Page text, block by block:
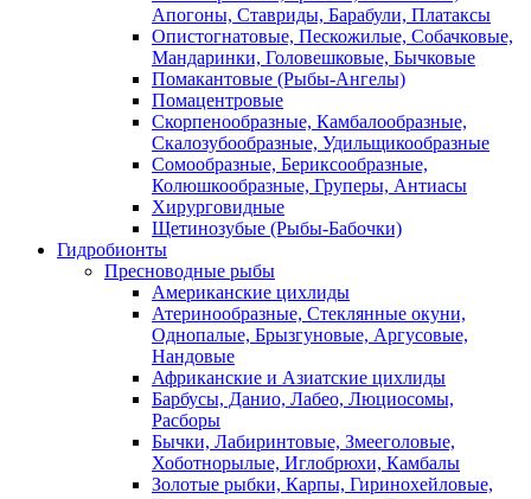
Апогоны, Ставриды, Барабули, Платаксы
Опистогнатовые, Пескожилые, Собачковые,
Мандаринки, Головешковые, Бычковые
Помакантовые (Рыбы-Ангелы)
Помацентровые
Скорпенообразные, Камбалообразные,
Скалозубообразные, Удильщикообразные
Сомообразные, Бериксообразные,
Колюшкообразные, Груперы, Антиасы
Хирурговидные
Щетинозубые (Рыбы-Бабочки)
Гидробионты
Пресноводные рыбы
Американские цихлиды
Атеринообразные, Стеклянные окуни,
Однопалые, Брызгуновые, Аргусовые,
Нандовые
Африканские и Азиатские цихлиды
Барбусы, Данио, Лабео, Люциосомы,
Расборы
Бычки, Лабиринтовые, Змееголовые,
Хоботнорылые, Иглобрюхи, Камбалы
Золотые рыбки, Карпы, Гиринохейловые,